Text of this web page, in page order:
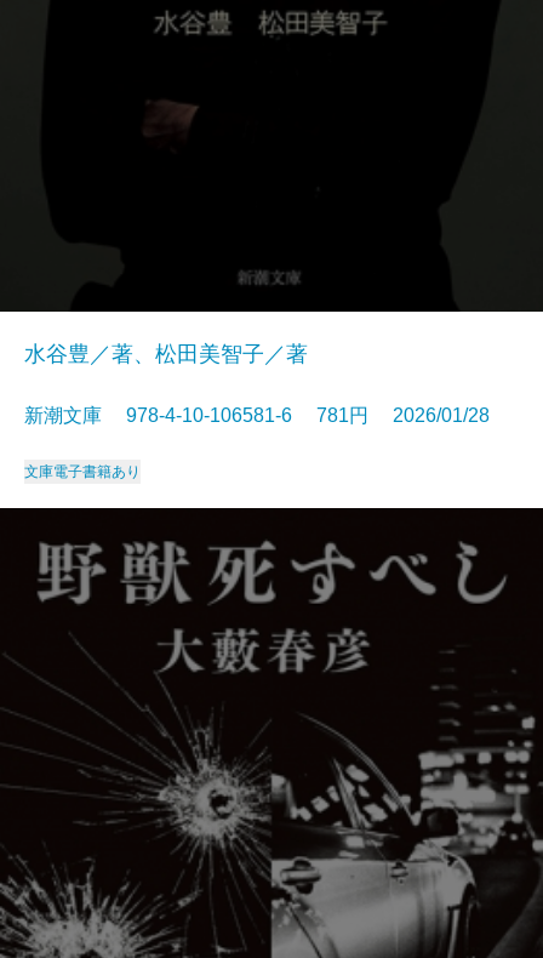
水谷豊／著、松田美智子／著
新潮文庫 978-4-10-106581-6 781円 2026/01/28
文庫電子書籍あり